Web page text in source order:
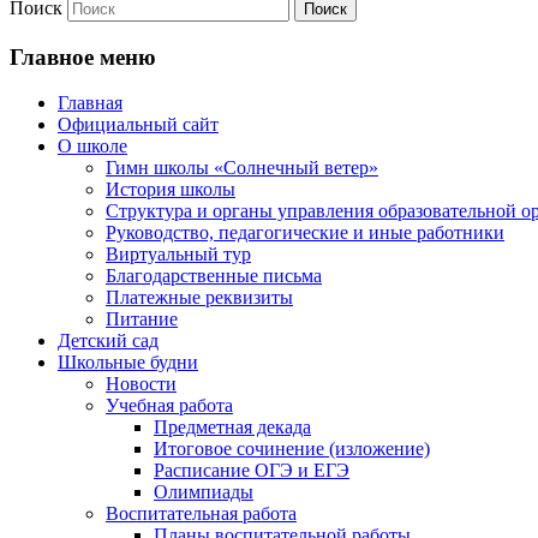
Поиск
Главное меню
Главная
Официальный сайт
О школе
Гимн школы «Солнечный ветер»
История школы
Структура и органы управления образовательной
Руководство, педагогические и иные работники
Виртуальный тур
Благодарственные письма
Платежные реквизиты
Питание
Детский сад
Школьные будни
Новости
Учебная работа
Предметная декада
Итоговое сочинение (изложение)
Расписание ОГЭ и ЕГЭ
Олимпиады
Воспитательная работа